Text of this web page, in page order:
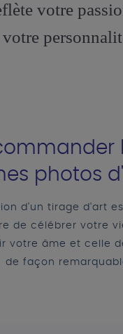
votre
votre
photos
d'un tirage d'art
de célébrer votre
votre âme et celle
de façon